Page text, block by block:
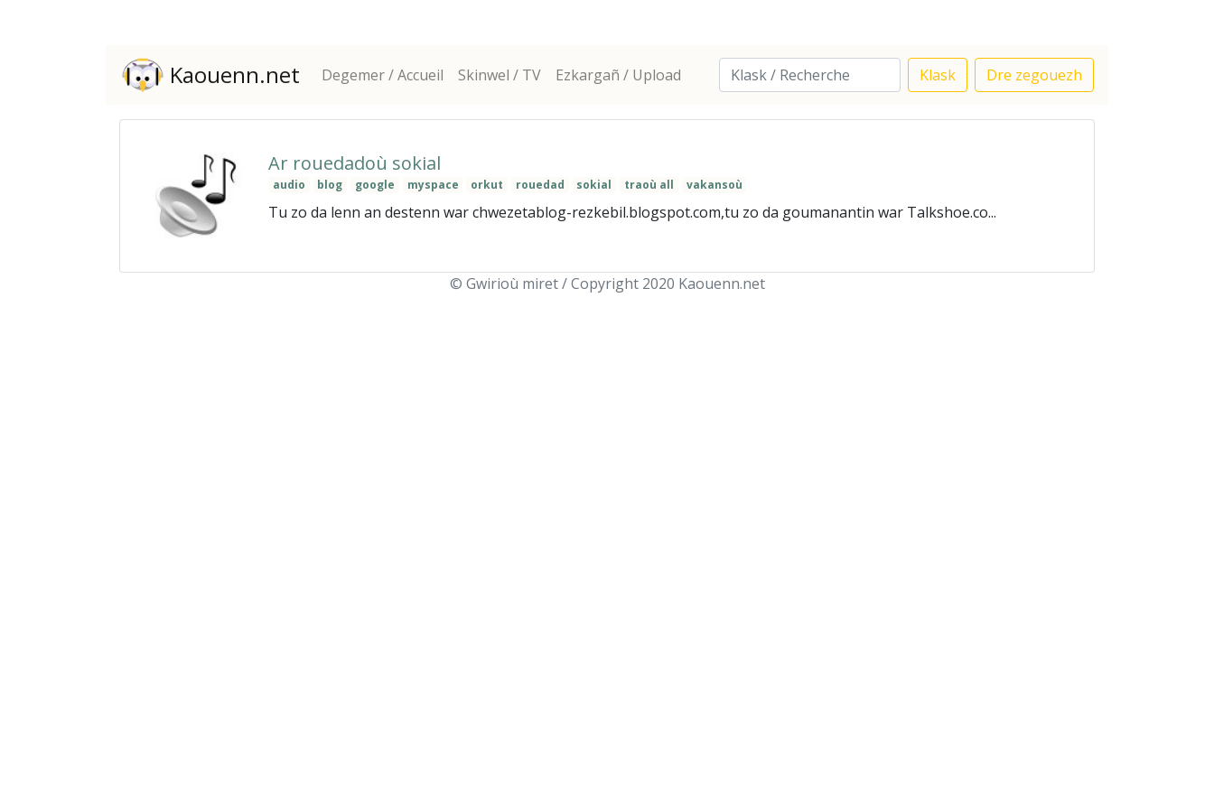
Kaouenn.net Degemer / Accueil Skinwel / TV Ezkargañ / Upload Klask Dre zegouezh
Ar rouedadoù sokial
audio blog google myspace orkut rouedad sokial traoù all vakansoù
Tu zo da lenn an destenn war chwezetablog-rezkebil.blogspot.com,tu zo da goumanantin war Talkshoe.co...
© Gwirioù miret / Copyright 2020 Kaouenn.net